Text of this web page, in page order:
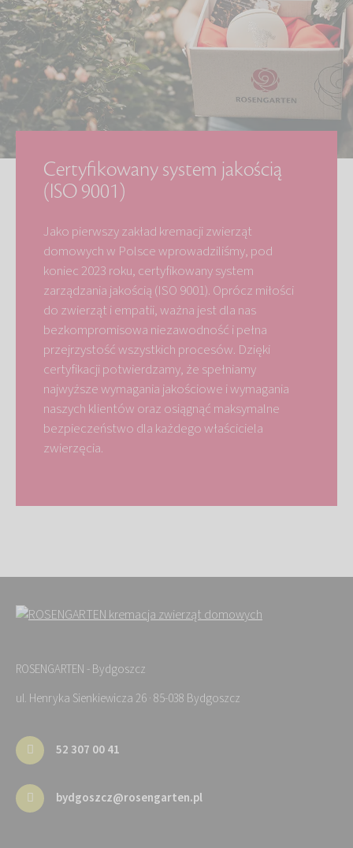
Certyfikowany system jakością
(ISO 9001)
Jako pierwszy zakład kremacji zwierząt
domowych w Polsce wprowadziliśmy, pod
koniec 2023 roku, certyfikowany system
zarządzania jakością (ISO 9001). Oprócz miłości
do zwierząt i empatii, ważna jest dla nas
bezkompromisowa niezawodność i pełna
przejrzystość wszystkich procesów. Dzięki
certyfikacji potwierdzamy, że spełniamy
najwyższe wymagania jakościowe i wymagania
naszych klientów oraz osiągnąć maksymalne
bezpieczeństwo dla każdego właściciela
zwierzęcia.
ROSENGARTEN - Bydgoszcz
ul. Henryka Sienkiewicza 26 · 85-038 Bydgoszcz
52 307 00 41
bydgoszcz@rosengarten.pl